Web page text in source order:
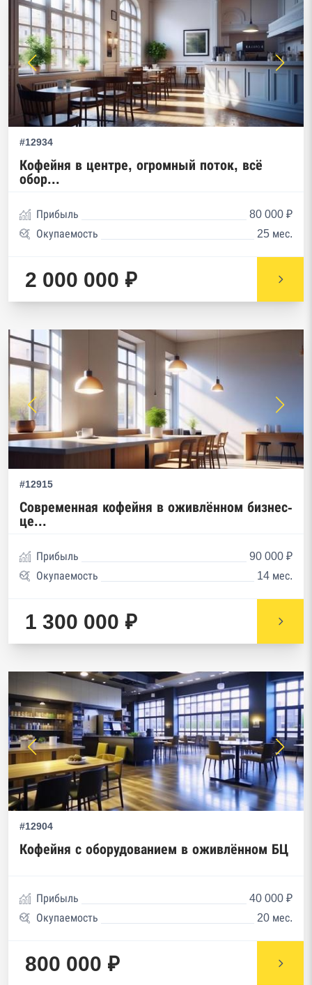
#12934
Кофейня в центре, огромный поток, всё
обор...
Прибыль
80 000 ₽
Окупаемость
25 мес.
2 000 000 ₽
#12915
Современная кофейня в оживлённом бизнес-
це...
Прибыль
90 000 ₽
Окупаемость
14 мес.
1 300 000 ₽
#12904
Кофейня с оборудованием в оживлённом БЦ
Прибыль
40 000 ₽
Окупаемость
20 мес.
800 000 ₽